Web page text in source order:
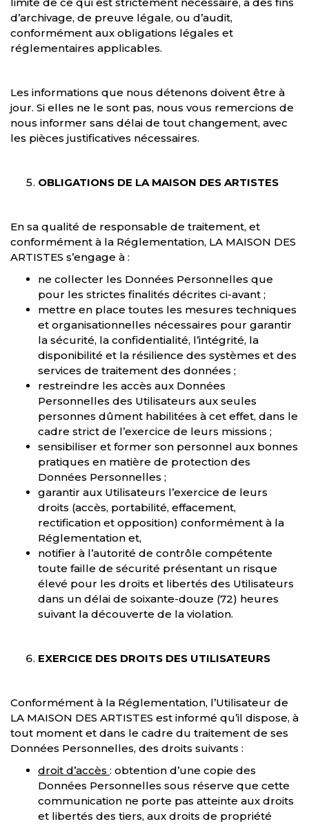
d’archivage, de preuve légale, ou d’audit,
conformément aux obligations légales et
réglementaires applicables.
Les informations que nous détenons doivent être à
jour. Si elles ne le sont pas, nous vous remercions de
nous informer sans délai de tout changement, avec
les pièces justificatives nécessaires.
OBLIGATIONS DE LA MAISON DES ARTISTES
En sa qualité de responsable de traitement, et
conformément à la Réglementation, LA MAISON DES
ARTISTES s’engage à :
ne collecter les Données Personnelles que
pour les strictes finalités décrites ci-avant ;
mettre en place toutes les mesures techniques
et organisationnelles nécessaires pour garantir
la sécurité, la confidentialité, l’intégrité, la
disponibilité et la résilience des systèmes et des
services de traitement des données ;
restreindre les accès aux Données
Personnelles des Utilisateurs aux seules
personnes dûment habilitées à cet effet, dans le
cadre strict de l’exercice de leurs missions ;
sensibiliser et former son personnel aux bonnes
pratiques en matière de protection des
Données Personnelles ;
garantir aux Utilisateurs l’exercice de leurs
droits (accès, portabilité, effacement,
rectification et opposition) conformément à la
Réglementation et,
notifier à l’autorité de contrôle compétente
toute faille de sécurité présentant un risque
élevé pour les droits et libertés des Utilisateurs
dans un délai de soixante-douze (72) heures
suivant la découverte de la violation.
EXERCICE DES DROITS DES UTILISATEURS
Conformément à la Réglementation, l’Utilisateur de
LA MAISON DES ARTISTES est informé qu’il dispose, à
tout moment et dans le cadre du traitement de ses
Données Personnelles, des droits suivants :
droit d’accès : obtention d’une copie des
Données Personnelles sous réserve que cette
communication ne porte pas atteinte aux droits
et libertés des tiers, aux droits de propriété